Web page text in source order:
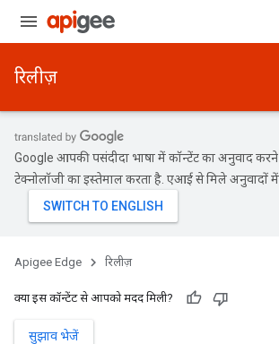
रिलीज़
Google आपकी पसंदीदा भाषा में कॉन्टेंट का अनुवाद
टेक्नोलॉजी का इस्तेमाल करता है. एआई से मिले अनुवादों में
Apigee Edge रिलीज़
क्या इस कॉन्टेंट से आपको मदद मिली?
सुझाव भेजें